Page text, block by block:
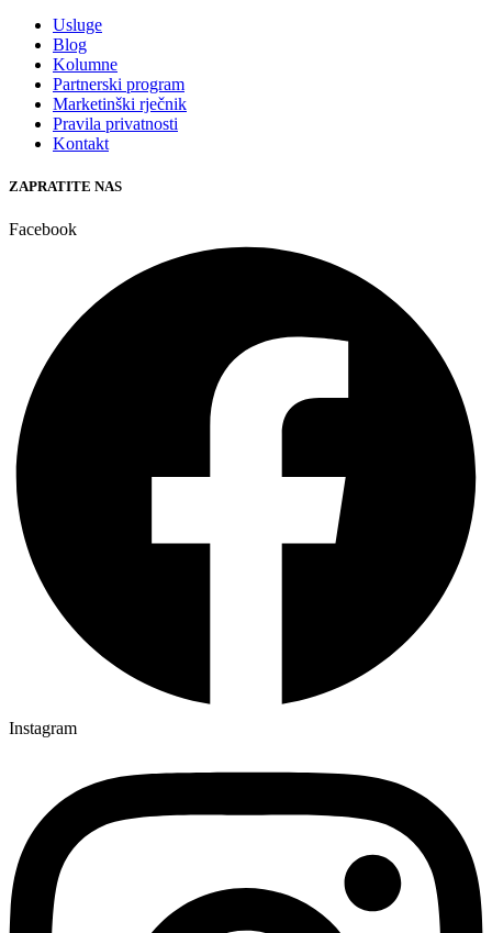
Usluge
Blog
Kolumne
Partnerski program
Marketinški rječnik
Pravila privatnosti
Kontakt
ZAPRATITE NAS
Facebook
Instagram